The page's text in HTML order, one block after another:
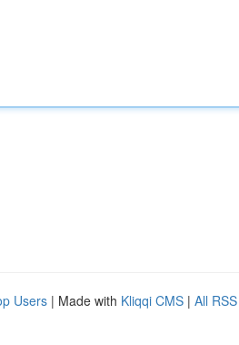
Users | Made with Kliqqi CMS | All